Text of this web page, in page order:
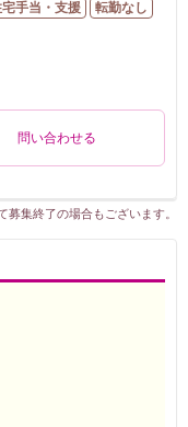
手当・支援
転勤なし
問い合わせる
集終了の場合もございます。